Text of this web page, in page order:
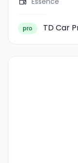
pro TD Car